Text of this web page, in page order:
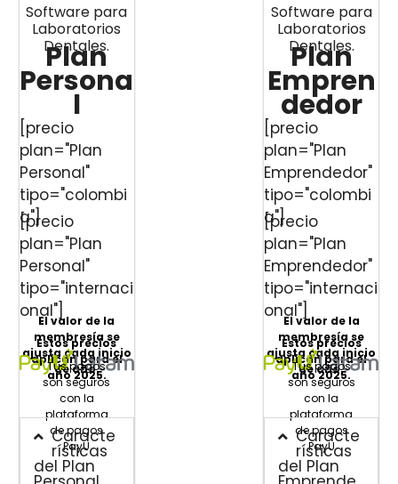
Software para
Laboratorios
Dentales.
Plan
Persona
l
[precio
plan="Plan
Personal"
tipo="colombi
a"]
[precio
plan="Plan
Personal"
tipo="internaci
onal"]El valor de la
membresía se
ajusta cada inicio
de año.
Estos precios
aplican para el
año 2025.
Tus pagos
son seguros
con la
plataforma
de pagos
PayU
Caracte
rísticas
del Plan
Software para
Laboratorios
Dentales.
Plan
Empren
dedor
[precio
plan="Plan
Emprendedor"
tipo="colombi
a"]
[precio
plan="Plan
Emprendedor"
tipo="internaci
onal"]El valor de la
membresía se
ajusta cada inicio
de año.
Estos precios
aplican para el
año 2025.
Tus pagos
son seguros
con la
plataforma
de pagos
PayU
Caracte
rísticas
del Plan